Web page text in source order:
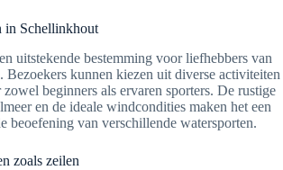
in Schellinkhout
uitstekende bestemming voor liefhebbers van
Bezoekers kunnen kiezen uit diverse activiteiten
beginners als ervaren sporters. De rustige
en de ideale windcondities maken het een
beoefening van verschillende watersporten.
zoals zeilen